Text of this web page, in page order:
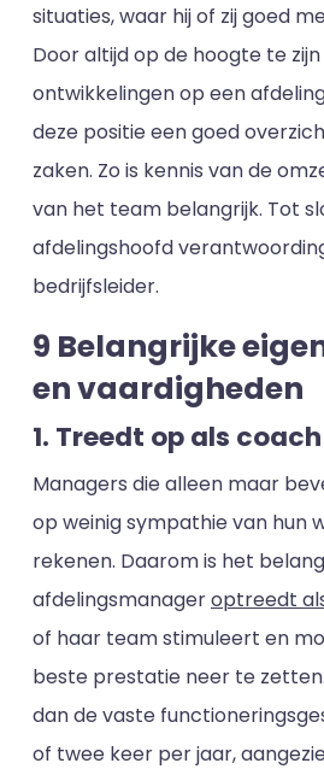
situaties, waar hij of zij goed
Door altijd op de hoogte te
ontwikkelingen op een
deze positie een goed
zaken. Zo is kennis van de
van het team belangrijk. Tot
afdelingshoofd
bedrijfsleider.
9 Belangrijke
en vaardigheden
1. Treedt op als coach
Managers die alleen maar
op weinig sympathie van hun
rekenen. Daarom is het
afdelingsmanageroptreedt
of haar team stimuleert en
beste prestatie neer te
dan de vaste
of twee keer per jaar,